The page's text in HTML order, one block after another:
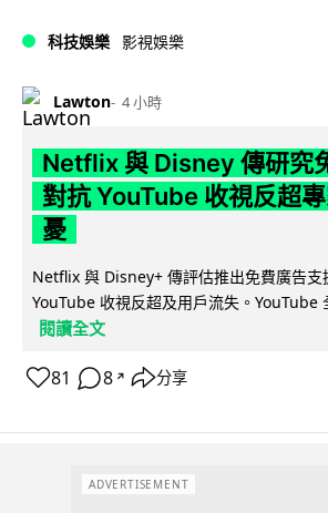
科技娛樂 影視娛樂
Lawton 4 小時
Netflix 與 Disney 傳研究
對抗 YouTube 收視反超
憂
Netflix 與 Disney+ 傳評估推出免費廣告支
YouTube 收視反超及用戶流失。YouTube
閱讀全文
81 8 ↗ 分享
ADVERTISEMENT